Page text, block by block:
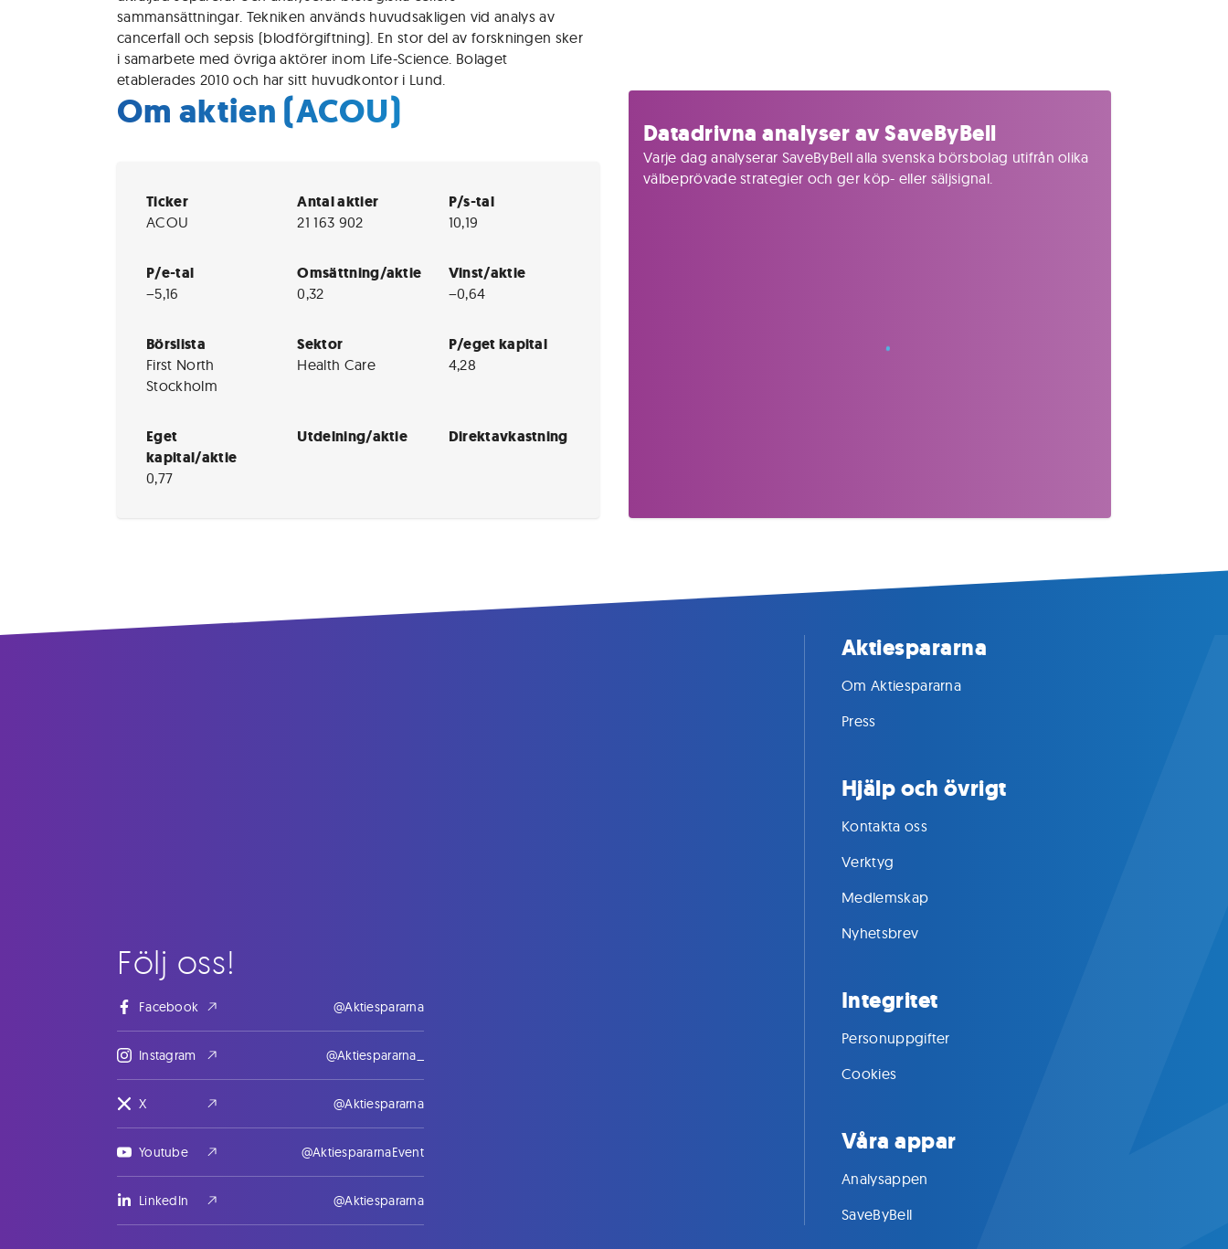
sammansättningar. Tekniken används huvudsakligen vid analys av
cancerfall och sepsis (blodförgiftning). En stor del av forskningen sker
i samarbete med övriga aktörer inom Life-Science. Bolaget
etablerades 2010 och har sitt huvudkontor i Lund.
Om aktien (ACOU)
Ticker
ACOU
Antal aktier
21 163 902
P/s-tal
10,19
P/e-tal
−5,16
Omsättning/aktie
0,32
Vinst/aktie
−0,64
Börslista
First North
Stockholm
Sektor
Health Care
P/eget kapital
4,28
Eget
kapital/aktie
0,77
Utdelning/aktie Direktavkastning
Datadrivna analyser av SaveByBell
Varje dag analyserar SaveByBell alla svenska börsbolag utifrån olika
välbeprövade strategier och ger köp- eller säljsignal.
Följ oss!
Facebook @Aktiespararna
Instagram @Aktiespararna_
X @Aktiespararna
Youtube @AktiespararnaEvent
LinkedIn @Aktiespararna
Aktiespararna
Om Aktiespararna
Press
Hjälp och övrigt
Kontakta oss
Verktyg
Medlemskap
Nyhetsbrev
Integritet
Personuppgifter
Cookies
Våra appar
Analysappen
SaveByBell